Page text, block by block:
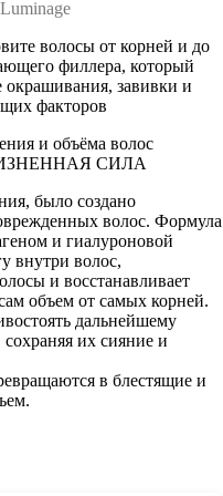
волосы от корней и до
филлера, который
окрашивания, завивки и
факторов
и объёма волос
СИЛА
было создано
волос. Формула
и гиалуроновой
внутри волос,
и восстанавливает
объем от самых корней.
дальнейшему
их сияние и
в блестящие и